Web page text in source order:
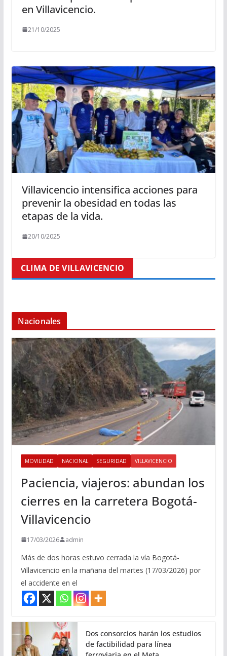
en Villavicencio.
21/10/2025
Villavicencio intensifica acciones para
prevenir la obesidad en todas las
etapas de la vida.
20/10/2025
CLIMA DE VILLAVICENCIO
Nacionales
MOVILIDAD NACIONAL SEGURIDAD VILLAVICENCIO
Paciencia, viajeros: abundan los
cierres en la carretera Bogotá-
Villavicencio
17/03/2026 admin
Más de dos horas estuvo cerrada la vía Bogotá-
Villavicencio en la mañana del martes (17/03/2026) por
el accidente en el
Dos consorcios harán los estudios
de factibilidad para línea